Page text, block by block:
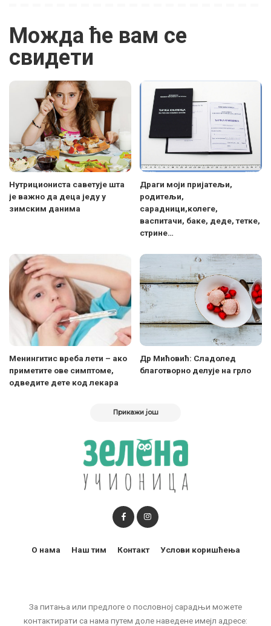
Можда ће вам се
свидети
Нутрициониста саветује шта
је важно да деца једу у
зимским данима
Драги моји пријатељи,
родитељи,
сарадници,колеге,
васпитачи, баке, деде, тетке,
стрине…
Менингитис вреба лети – ако
приметите ове симптоме,
одведите дете код лекара
Др Мићовић: Сладолед
благотворно делује на грло
Прикажи још
За питања или предлоге о пословној сарадњи можете
контактирати са нама путем доле наведене имејл адресе:
О нама Наш тим Контакт Услови коришћења